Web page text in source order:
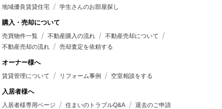
地域優良賃貸住宅
学生さんのお部屋探し
購入・売却について
売買物件一覧 不動産購入の流れ
不動産売却について
不動産売却の流れ
売却査定を依頼する
オーナー様へ
賃貸管理について リフォーム事例 空室相談をする
入居者様へ
入居者様専用ページ 住まいのトラブルQ&A 退去のご申請